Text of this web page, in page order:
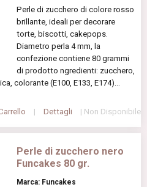
Perle di zucchero di colore rosso
brillante, ideali per decorare
torte, biscotti, cakepops.
Diametro perla 4 mm, la
confezione contiene 80 grammi
di prodotto ngredienti: zucchero,
colorante (E100, E133, E174)...
| Dettagli | Non Disponibile
Perle di zucchero nero
Funcakes 80 gr.
Marca: Funcakes